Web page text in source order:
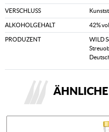
VERSCHLUSS
ALKOHOLGEHALT 42% vol
PRODUZENT
WILD
ÄHNLICHE